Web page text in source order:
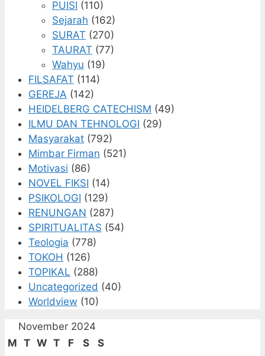
PUISI (110)
Sejarah (162)
SURAT (270)
TAURAT (77)
Wahyu (19)
FILSAFAT (114)
GEREJA (142)
HEIDELBERG CATECHISM (49)
ILMU DAN TEHNOLOGI (29)
Masyarakat (792)
Mimbar Firman (521)
Motivasi (86)
NOVEL FIKSI (14)
PSIKOLOGI (129)
RENUNGAN (287)
SPIRITUALITAS (54)
Teologia (778)
TOKOH (126)
TOPIKAL (288)
Uncategorized (40)
Worldview (10)
November 2024
M T W T F S
S